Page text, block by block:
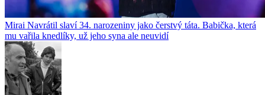
Mirai Navrátil slaví 34. narozeniny jako čerstvý táta. Babička, která
mu vařila knedlíky, už jeho syna ale neuvidí